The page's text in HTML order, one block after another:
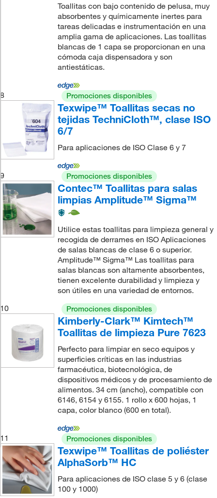
Toallitas con bajo contenido de pelusa, muy
absorbentes y químicamente inertes para
tareas delicadas e instrumentación en una
amplia gama de aplicaciones. Las toallitas
blancas de 1 capa se proporcionan en una
cómoda caja dispensadora y son
antiestáticas.
8 Promociones disponibles
Texwipe™ Toallitas secas no
tejidas TechniCloth™, clase ISO
6/7
Para aplicaciones de ISO Clase 6 y 7
9 Promociones disponibles
Contec™ Toallitas para salas
limpias Amplitude™ Sigma™
Utilice estas toallitas para limpieza general y
recogida de derrames en ISO Aplicaciones
de salas blancas de clase 6 o superior.
Amplitude™ Sigma™ Las toallitas para
salas blancas son altamente absorbentes,
tienen excelente durabilidad y limpieza y
son útiles en una variedad de entornos.
10
Promociones disponibles
Kimberly-Clark™ Kimtech™
Toallitas de limpieza Pure 7623
Perfecto para limpiar en seco equipos y
superficies críticas en las industrias
farmacéutica, biotecnológica, de
dispositivos médicos y de procesamiento de
alimentos. 34 cm (ancho), compatible con
6146, 6154 y 6155. 1 rollo x 600 hojas, 1
capa, color blanco (600 en total).
11 Promociones disponibles
Texwipe™ Toallitas de poliéster
AlphaSorb™ HC
Para aplicaciones de ISO clase 5 y 6 (clase
100 y 1000)